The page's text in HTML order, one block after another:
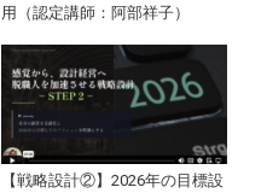
用（認定講師：阿部祥子）
【戦略設計②】2026年の目標設